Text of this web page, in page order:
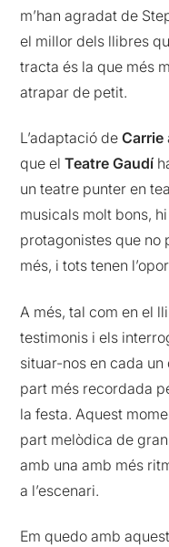
m’han agradat de
el millor dels llibres
tracta és la que més
atrapar de petit.
L’adaptació deCarrie
que elTeatre Gaudí
un teatre punter en
musicals molt bons,
protagonistes que no
més, i tots tenen
A més, tal com en el
testimonis i els
situar-nos en cada
part més recordada
la festa. Aquest
part melòdica de
amb una amb més
a l’escenari.
Em quedo amb